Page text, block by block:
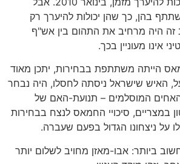
בהן, כך שהן יכולות להיערך רק
היה מרחיב את התהום בין אש"ף
אינו מעוניין בכך.
הייתה משתתפת בבחירות, יתכן מאוד
האיש שישראל ניסתה לחסלו, היה נבחר
האחים המוסלמים – תנועת-האם של
במצריים, סיכויי החמאס לנצח בבחירות
על ניצחונו הגדול בפעם שעברה.
ביותר: אבו-מאזן מחויב לשלום יותר